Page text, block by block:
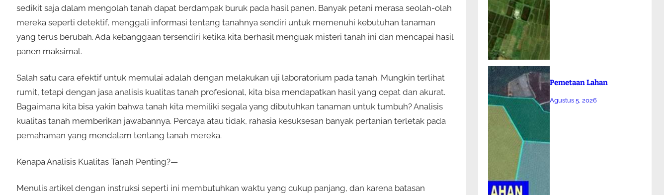
sedikit saja dalam mengolah tanah dapat berdampak buruk pada hasil panen. Banyak petani merasa seolah-olah
mereka seperti detektif, menggali informasi tentang tanahnya sendiri untuk memenuhi kebutuhan tanaman
yang terus berubah. Ada kebanggaan tersendiri ketika kita berhasil menguak misteri tanah ini dan mencapai hasil
panen maksimal.
Salah satu cara efektif untuk memulai adalah dengan melakukan uji laboratorium pada tanah. Mungkin terlihat
rumit, tetapi dengan jasa analisis kualitas tanah profesional, kita bisa mendapatkan hasil yang cepat dan akurat.
Bagaimana kita bisa yakin bahwa tanah kita memiliki segala yang dibutuhkan tanaman untuk tumbuh? Analisis
kualitas tanah memberikan jawabannya. Percaya atau tidak, rahasia kesuksesan banyak pertanian terletak pada
pemahaman yang mendalam tentang tanah mereka.
Kenapa Analisis Kualitas Tanah Penting?—
Menulis artikel dengan instruksi seperti ini membutuhkan waktu yang cukup panjang, dan karena batasan
Pemetaan Lahan
Agustus 5, 2026